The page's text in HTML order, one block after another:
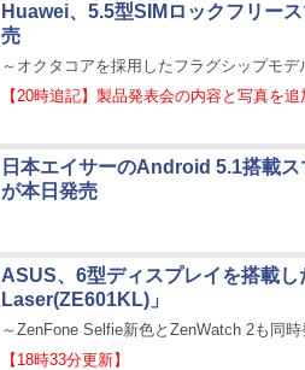
Huawei、5.5型SIMロックフリー
売
～オクタコアを採用したフラグシップモデ
【20時追記】製品発表会の内容と写真を
日本エイサーのAndroid 5.1搭載
が本日発売
ASUS、6型ディスプレイを搭載
Laser(ZE601KL)」
～ZenFone Selfie新色とZenWatch 2も同時
【18時33分更新】